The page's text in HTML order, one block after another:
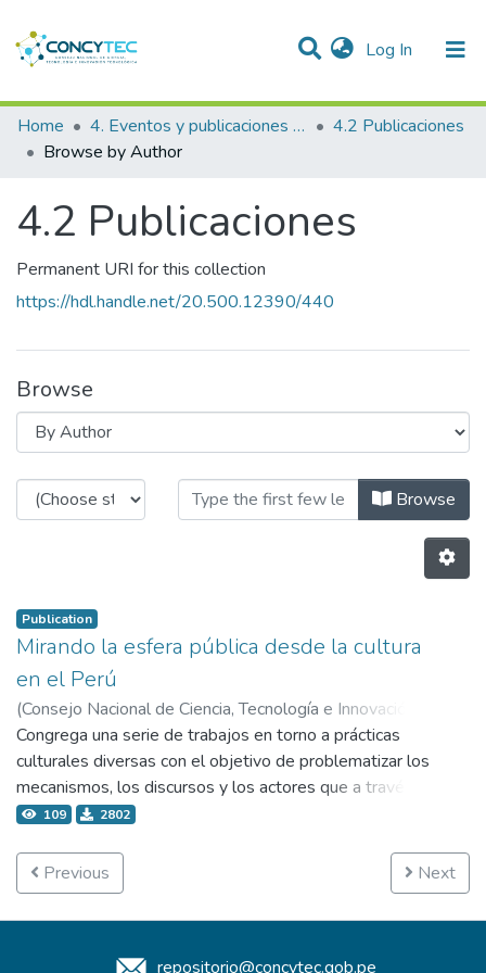
Log In (current)
Communities & Collections
Research Outputs
Projects
Statistics
Home 4. Eventos y publicaciones financiadas
4.2 Publicaciones
Browse by Author
4.2 Publicaciones
Permanent URI for this collection
https://hdl.handle.net/20.500.12390/440
Browse
Browsing 4.2 Publicaciones by
Browse
Publication
Mirando la esfera pública desde la cultura
en el Perú
(Consejo Nacional de Ciencia, Tecnología e Innovación
Tecnológica - Concytec,2006-12)Cánepa Koch, Gisela
Ulfe Young, Maria Eugenia
Congrega una serie de trabajos en torno a prácticas
culturales diversas con el objetivo de problematizar los
mecanismos, los discursos y los actores que a través de
ellas tienen injerencia en la esfera pública
la publicación se presentó por primera vez en la mesa
temática Cultura y esfera pública que organizamos en el
marco del IV Congreso Nacional de Antropología,
109 2802
Previous Next
repositorio@concytec.gob.pe